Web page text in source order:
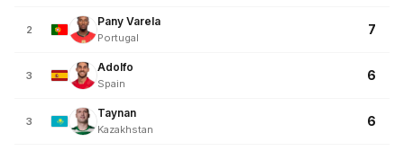
2
Pany Varela
Portugal
7
3
Adolfo
Spain
6
3
Taynan
Kazakhstan
6